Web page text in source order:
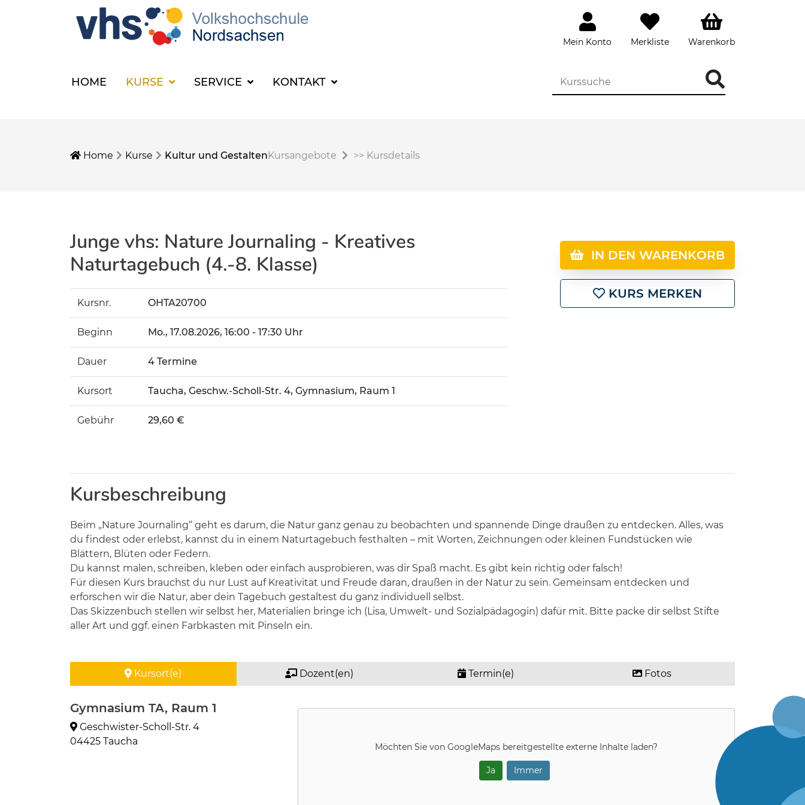
Mein Konto Merkliste Warenkorb
HOME KURSE SERVICE KONTAKT
Home Kurse Kultur und GestaltenKursangebote >> Kursdetails
Junge vhs: Nature Journaling - Kreatives
Naturtagebuch (4.-8. Klasse)
Kursnr. OHTA20700
Beginn Mo., 17.08.2026, 16:00 - 17:30 Uhr
Dauer 4 Termine
Kursort Taucha, Geschw.-Scholl-Str. 4, Gymnasium, Raum 1
Gebühr 29,60 €
IN DEN WARENKORB
KURS MERKEN
Kursbeschreibung
Beim „Nature Journaling“ geht es darum, die Natur ganz genau zu beobachten und spannende Dinge draußen zu entdecken. Alles, was
du findest oder erlebst, kannst du in einem Naturtagebuch festhalten – mit Worten, Zeichnungen oder kleinen Fundstücken wie
Blättern, Blüten oder Federn.
Du kannst malen, schreiben, kleben oder einfach ausprobieren, was dir Spaß macht. Es gibt kein richtig oder falsch!
Für diesen Kurs brauchst du nur Lust auf Kreativität und Freude daran, draußen in der Natur zu sein. Gemeinsam entdecken und
erforschen wir die Natur, aber dein Tagebuch gestaltest du ganz individuell selbst.
Das Skizzenbuch stellen wir selbst her, Materialien bringe ich (Lisa, Umwelt- und Sozialpädagogin) dafür mit. Bitte packe dir selbst Stifte
aller Art und ggf. einen Farbkasten mit Pinseln ein.
Kursort(e) Dozent(en) Termin(e) Fotos
Gymnasium TA, Raum 1
Geschwister-Scholl-Str. 4
04425 Taucha
Möchten Sie von GoogleMaps bereitgestellte externe Inhalte laden?
Ja Immer